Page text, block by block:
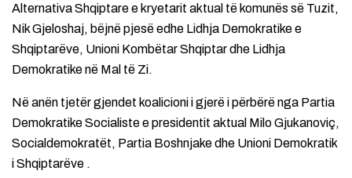
Alternativa Shqiptare e kryetarit aktual të komunës së Tuzit,
Nik Gjeloshaj, bëjnë pjesë edhe Lidhja Demokratike e
Shqiptarëve, Unioni Kombëtar Shqiptar dhe Lidhja
Demokratike në Mal të Zi.
Në anën tjetër gjendet koalicioni i gjerë i përbërë nga Partia
Demokratike Socialiste e presidentit aktual Milo Gjukanoviç,
Socialdemokratët, Partia Boshnjake dhe Unioni Demokratik
i Shqiptarëve .